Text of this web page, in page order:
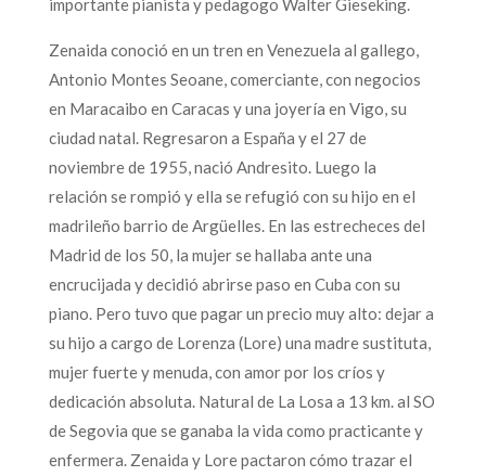
importante pianista y pedagogo Walter Gieseking.
Zenaida conoció en un tren en Venezuela al gallego,
Antonio Montes Seoane, comerciante, con negocios
en Maracaibo en Caracas y una joyería en Vigo, su
ciudad natal. Regresaron a España y el 27 de
noviembre de 1955, nació Andresito. Luego la
relación se rompió y ella se refugió con su hijo en el
madrileño barrio de Argüelles. En las estrecheces del
Madrid de los 50, la mujer se hallaba ante una
encrucijada y decidió abrirse paso en Cuba con su
piano. Pero tuvo que pagar un precio muy alto: dejar a
su hijo a cargo de Lorenza (Lore) una madre sustituta,
mujer fuerte y menuda, con amor por los críos y
dedicación absoluta. Natural de La Losa a 13 km. al SO
de Segovia que se ganaba la vida como practicante y
enfermera. Zenaida y Lore pactaron cómo trazar el